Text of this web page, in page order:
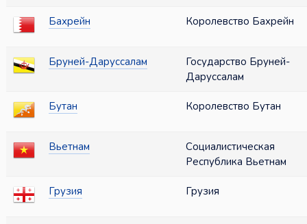
Бахрейн Королевство Бахрейн
Бруней-Даруссалам
Государство Бруней-
Даруссалам
Бутан Королевство Бутан
Вьетнам
Социалистическая
Республика Вьетнам
Грузия Грузия